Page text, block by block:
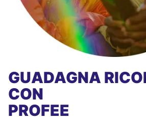
GUADAGNA
CON
PROFEE